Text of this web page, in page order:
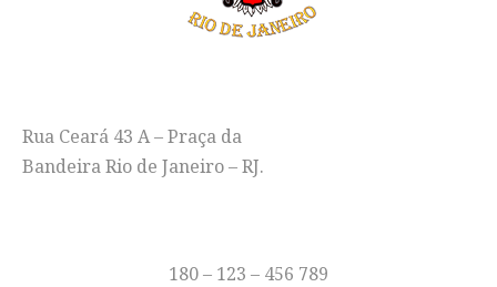
Rua Ceará 43 A – Praça da
Bandeira Rio de Janeiro – RJ.
180 – 123 – 456 789